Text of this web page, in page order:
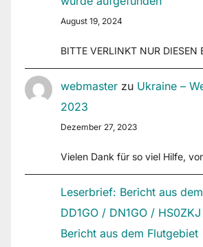
August 19, 2024
BITTE VERLINKT NUR DIESEN
webmaster zu Ukraine –
2023
Dezember 27, 2023
Vielen Dank für so viel Hilfe,
Leserbrief: Bericht aus
DD1GO / DN1GO / HS0ZKJ
Bericht aus dem Flutgebiet